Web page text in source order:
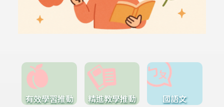
有效學習推動 精進教學推動 國語文